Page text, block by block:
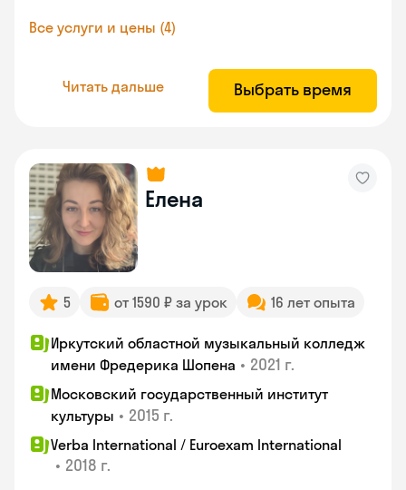
Все услуги и цены (4)
Читать дальше Выбрать время
Елена
5 от 1590 ₽ за урок 16 лет опыта
Иркутский областной музыкальный колледж
имени Фредерика Шопена • 2021 г.
Московский государственный институт
культуры • 2015 г.
Verba International / Euroexam International
• 2018 г.